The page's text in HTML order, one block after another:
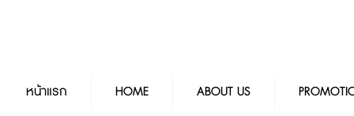
หน้าแรก HOME ABOUT US